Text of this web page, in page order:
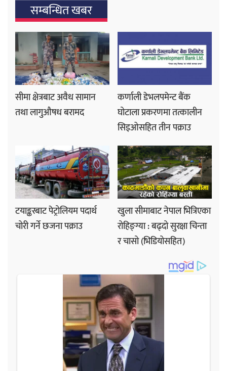
सम्बन्धित खबर
सीमा क्षेत्रबाट अवैध सामान
तथा लागुऔषध बरामद
कर्णाली डेभलपमेन्ट बैंक
घोटाला प्रकरणमा तत्कालीन
सिइओसहित तीन पक्राउ
टयाङ्करबाट पेट्रोलियम पदार्थ
चोरी गर्ने छजना पक्राउ
खुला सीमाबाट नेपाल भित्रिएका
रोहिङ्ग्या : बढ्दो सुरक्षा चिन्ता
र चासो (भिडियोसहित)